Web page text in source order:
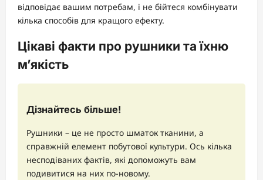
відповідає вашим потребам, і не бійтеся комбінувати
кілька способів для кращого ефекту.
Цікаві факти про рушники та їхню
м’якість
Дізнайтесь більше!
Рушники – це не просто шматок тканини, а
справжній елемент побутової культури. Ось кілька
несподіваних фактів, які допоможуть вам
подивитися на них по-новому.